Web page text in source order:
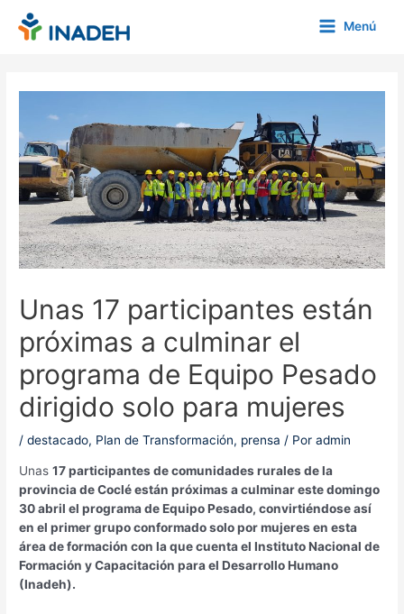
Menú
Unas 17 participantes están
próximas a culminar el
programa de Equipo Pesado
dirigido solo para mujeres
/destacado, Plan de Transformación, prensa / Poradmin
Unas17 participantes de comunidades rurales de la
provincia de Coclé están próximas a culminar este domingo
30 abril el programa de Equipo Pesado, convirtiéndose así
en el primer grupo conformado solo por mujeres en esta
área de formación con la que cuenta el Instituto Nacional de
Formación y Capacitación para el Desarrollo Humano
(Inadeh).